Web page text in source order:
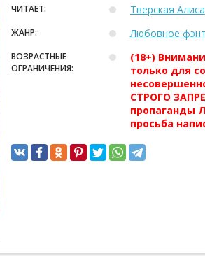
ЧИТАЕТ: Тверская Алиса
ЖАНР: Любовное
ВОЗРАСТНЫЕ
ОГРАНИЧЕНИЯ:
(18+)
только для
СТРОГО
пропаганды
просьба